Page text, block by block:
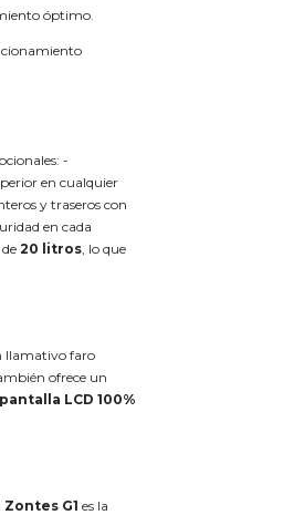
óptimo.
-
en cualquier
y traseros con
en cada
20 litros , lo que
llamativo faro
ofrece un
pantalla LCD 100%
Zontes G1 es la